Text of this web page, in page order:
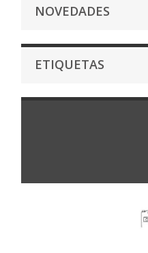
NOVEDADES
ETIQUETAS